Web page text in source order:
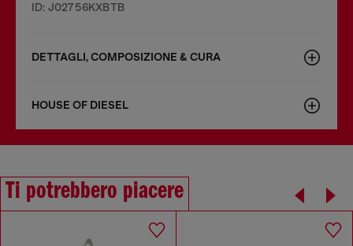
ID: J02756KXBTB
DETTAGLI, COMPOSIZIONE & CURA
HOUSE OF DIESEL
Ti potrebbero piacere